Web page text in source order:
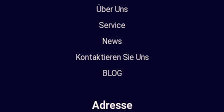
Über Uns
Service
News
Kontaktieren Sie Uns
BLOG
Adresse